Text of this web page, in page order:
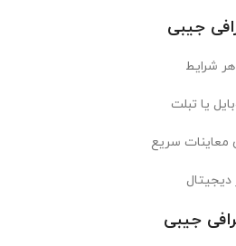
جیبی
شرایط
یا تبلت
معاینات سریع
دیجیتال
جیبی